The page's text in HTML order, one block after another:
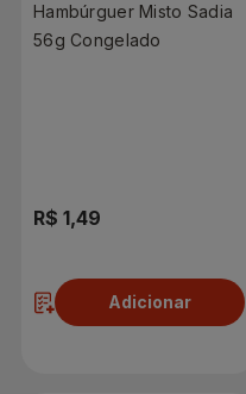
Hambúrguer Misto Sadia
56g Congelado
R$ 1,49
Adicionar